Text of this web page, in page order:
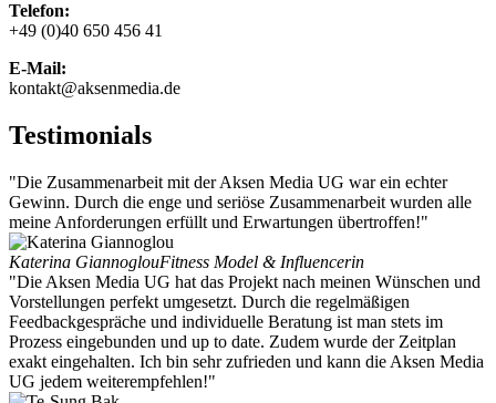
Telefon:
+49 (0)40 650 456 41
E-Mail:
kontakt@aksenmedia.de
Testimonials
"Die Zusammenarbeit mit der Aksen Media UG war ein echter
Gewinn. Durch die enge und seriöse Zusammenarbeit wurden alle
meine Anforderungen erfüllt und Erwartungen übertroffen!"
Katerina GiannoglouFitness Model & Influencerin
"Die Aksen Media UG hat das Projekt nach meinen Wünschen und
Vorstellungen perfekt umgesetzt. Durch die regelmäßigen
Feedbackgespräche und individuelle Beratung ist man stets im
Prozess eingebunden und up to date. Zudem wurde der Zeitplan
exakt eingehalten. Ich bin sehr zufrieden und kann die Aksen Media
UG jedem weiterempfehlen!"